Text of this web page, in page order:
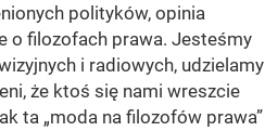
polityków, opinia
o filozofach prawa. Jesteśmy
i radiowych, udzielamy
że ktoś się nami wreszcie
ta „moda na filozofów prawa”